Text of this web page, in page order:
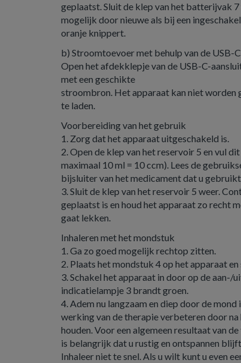
geplaatst. Sluit de klep van het batterijvak
mogelijk door nieuwe als bij een
oranje knippert.
b) Stroomtoevoer met behulp van de USB-
Open het afdekklepje van de USB-C-
met een geschikte
stroombron. Het apparaat kan niet
te laden.
Voorbereiding van het gebruik
1. Zorg dat het apparaat uitgeschakeld is.
2. Open de klep van het reservoir 5 en vul
maximaal 10 ml = 10 ccm). Lees de
bijsluiter van het medicament dat u
3. Sluit de klep van het reservoir 5 weer.
geplaatst is en houd het apparaat zo recht
gaat lekken.
Inhaleren met het mondstuk
1. Ga zo goed mogelijk rechtop zitten.
2. Plaats het mondstuk 4 op het apparaat
3. Schakel het apparaat in door op de aan-/
indicatielampje 3 brandt groen.
4. Adem nu langzaam en diep door de mond
werking van de therapie verbeteren door
houden. Voor een algemeen resultaat van
is belangrijk dat u rustig en ontspannen
Inhaleer niet te snel. Als u wilt kunt u even